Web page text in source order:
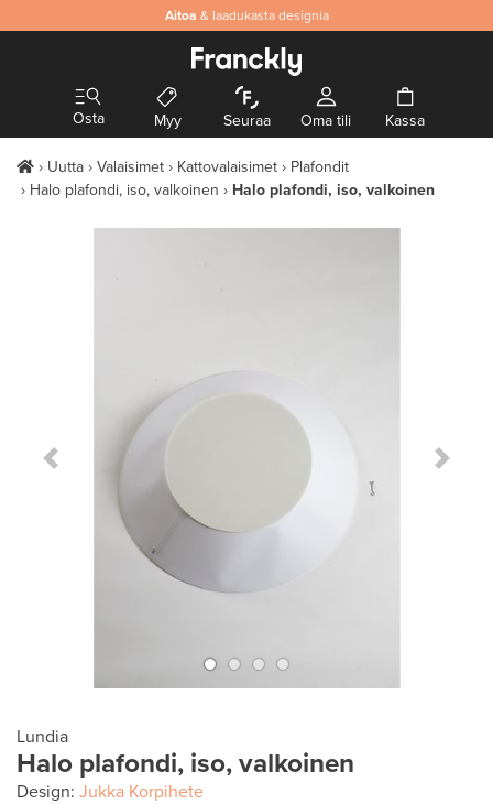
Aitoa & laadukasta designia
Osta Myy Seuraa Oma tili Kassa
Uutta Valaisimet Kattovalaisimet
Plafondit
Halo plafondi, iso, valkoinen
Halo plafondi, iso, valkoinen
Previous Slide Next
Lundia
Halo plafondi, iso, valkoinen
Design: Jukka Korpihete